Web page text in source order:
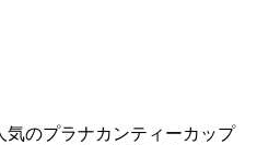
気のプラナカンティーカップ